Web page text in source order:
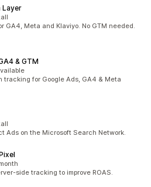
Layer
GA4, Meta and Klaviyo. No GTM needed.
& GTM
tracking for Google Ads, GA4 & Meta
Ads on the Microsoft Search Network.
side tracking to improve ROAS.